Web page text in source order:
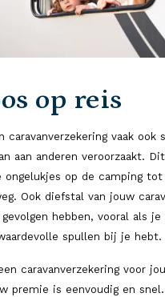
op reis
caravanverzekering vaak ook
aan anderen veroorzaakt.
ongelukjes op de camping
Ook diefstal van jouw
hebben, vooral als je
spullen bij je hebt.
caravanverzekering voor
premie is eenvoudig en